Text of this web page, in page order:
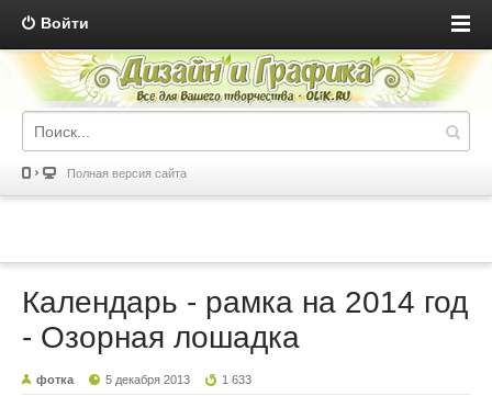
Войти
Полная версия сайта
Календарь - рамка на 2014 год
- Озорная лошадка
фотка 5 декабря 2013 1 633